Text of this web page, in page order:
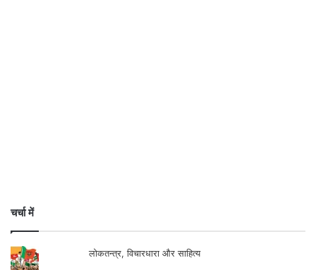
चर्चा में
लोकतन्त्र, विचारधारा और साहित्य